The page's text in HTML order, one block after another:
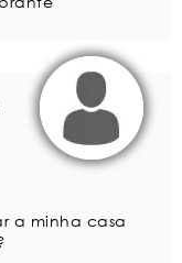
a minha casa